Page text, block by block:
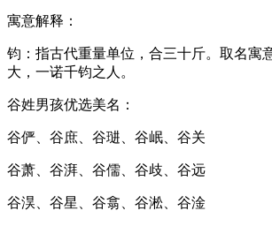
寓意解释：
钧：指古代重量单位，合三十斤。取名寓
大，一诺千钧之人。
谷姓男孩优选美名：
谷俨、谷庶、谷琎、谷岷、谷关
谷萧、谷湃、谷儒、谷歧、谷远
谷淏、谷星、谷翕、谷淞、谷淦